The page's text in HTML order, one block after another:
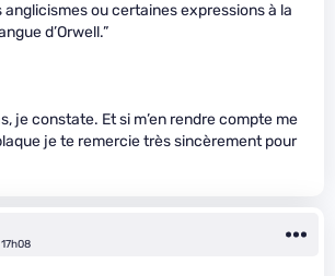
anglicismes ou certaines expressions à la
d’Orwell.”
je constate. Et si m’en rendre compte me
je te remercie très sincèrement pour